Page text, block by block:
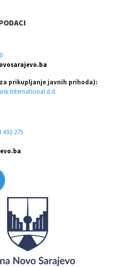
prikupljanje javnih prihoda):
International d.d.
492-275